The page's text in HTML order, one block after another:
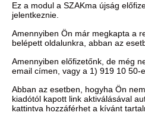
Ez a modul a SZAKma újság
jelentkeznie.
Amennyiben Ön már megkapta a
belépett oldalunkra, abban az
Amennyiben előfizetőnk, de még
email címen, vagy a 1) 919 10 50-
Abban az esetben, hogyha Ön
kiadótól kapott link aktiválásával
kattintva hozzáférhet a kívánt